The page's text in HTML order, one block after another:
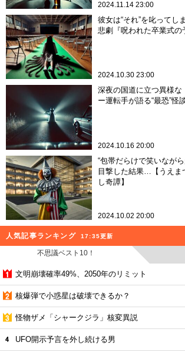
2024.11.14 23:00
彼女は“それ”を叱ってし
悲劇『呪われた卒業式の
2024.10.30 23:00
深夜の国道に立つ異様な
ー運転手が語る“最恐”怪
2024.10.16 20:00
“包帯だらけで笑いなが
目撃した結果…【うえま
し奇譚】
2024.10.02 20:00
人気記事ランキング 17:35更新
不思議ベスト10！
文明崩壊確率49%、2050年のリミット
核爆弾で小惑星は破壊できるか？
怪物ザメ「シャークジラ」核変異説
UFO開示予言を外し続ける男